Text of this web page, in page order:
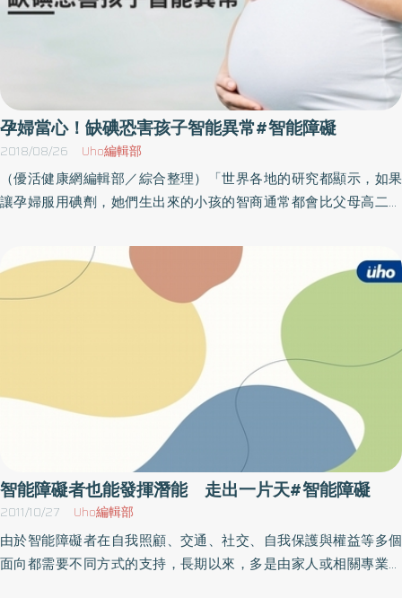
孕婦當心！缺碘恐害孩子智能異常#智能障礙
2018/08/26 Uho編輯部
（優活健康網編輯部／綜合整理）「世界各地的研究都顯示，如果
讓孕婦服用碘劑，她們生出來的小孩的智商通常都會比父母高二十
是智能障礙主因缺碘是全世界智能障礙的主要原因之一；一九九六
年時，中國就有一千萬人口因為土壤缺碘而出現心智發育遲緩的現
象。一九八九年時，杜克大學醫學院的小兒神經醫學專家羅伯特‧狄
隆博士首次訪問位於中國鄉間的新疆地區。他發現那裡的人民心智
遲緩的現象非常嚴重，其他殘疾的發生率也很普遍：許多人都有流
產、嬰兒死亡率很高、發育不全、耳聾和死產等現象。當地有些成
人外觀就像小孩子，有些五歲大的兒童看起像是一兩歲的小孩。根
據狄隆的說法，那些孩子真的很可憐，「有些孩子有心智重度遲緩
的現象，無法走路、站立甚或坐著。即使是那些身體看起來沒有很
孱弱的孩子，也都一副懶洋洋、眼神呆滯的模樣。」然而，由於這
個地區自從十三世紀馬可孛羅的時代以來就被視為是「呆頭呆腦的
鄉巴佬」所居住的地方，因此這裡的人民已經被放棄了。增加攝取
碘的機會 身高、智商都提高由於許多文化和政治上的因素（包括
那裡的人們對鹽的害怕），在鹽裡加碘的做法並不可行。為了讓當
地人民可以攝取到碘，狄隆博士和他在中國的同事考慮過許多種方
智能障礙者也能發揮潛能 走出一片天#智能障礙
2011/10/27 Uho編輯部
由於智能障礙者在自我照顧、交通、社交、自我保護與權益等多個
面向都需要不同方式的支持，長期以來，多是由家人或相關專業人